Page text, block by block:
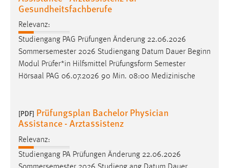
Gesundheitsfachberufe
Relevanz:
Studiengang PAG Prüfungen Änderung 22.06.2026
Sommersemester 2026 Studiengang Datum Dauer Beginn
Modul Prüfer*in Hilfsmittel Prüfungsform Semester
Hörsaal PAG 06.07.2026 90 Min. 08:00 Medizinische
[PDF] Prüfungsplan Bachelor Physician
Assistance - Arztassistenz
Relevanz:
Studiengang PA Prüfungen Änderung 22.06.2026
Max. 13 Monate
MARKETING
Sie tun dies, indem sie Besucher über Websites
hinweg verfolgen.
Google Ads